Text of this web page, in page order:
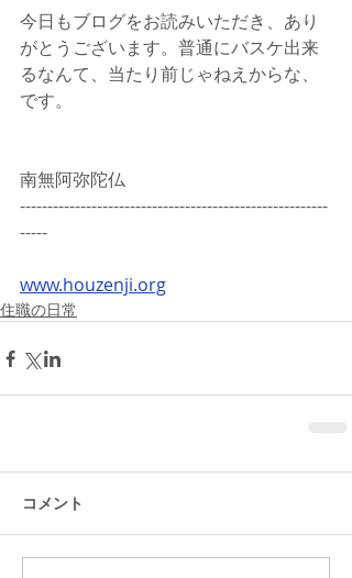
今日もブログをお読みいただき、あり
がとうございます。普通にバスケ出来
るなんて、当たり前じゃねえからな、
です。
南無阿弥陀仏
--------------------------------------------------------
-----
www.houzenji.org
住職の日常
コメント